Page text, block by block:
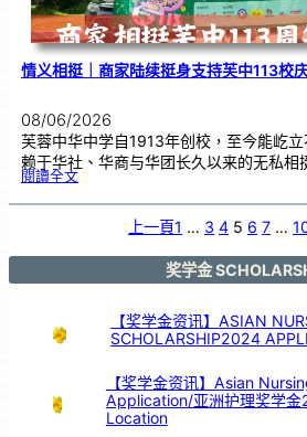
情义相挺｜商家陆续挺身支持芙中113校
08/06/2026
芙蓉中华中学自1913年创校，至今能屹
赖于华社、华商与华团长久以来的无私相
閱讀全文:情
挺
挺
身
芙
上一頁1 … 3 4 5 6 7 …
奖学金
【奖学金资讯】ASIAN
SCHOLARSHIP2024
【奖学金资讯】Asian
Application/亚洲护理奖学
Location